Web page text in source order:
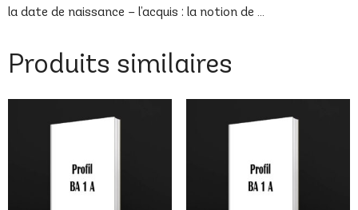
la date de naissance – l’acquis : la notion de …
Produits similaires